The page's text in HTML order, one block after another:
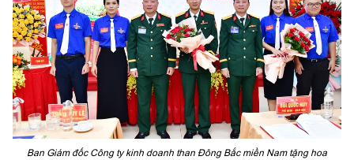
Ban Giám đốc Công ty kinh doanh than Đông Bắc miền Nam tặng hoa